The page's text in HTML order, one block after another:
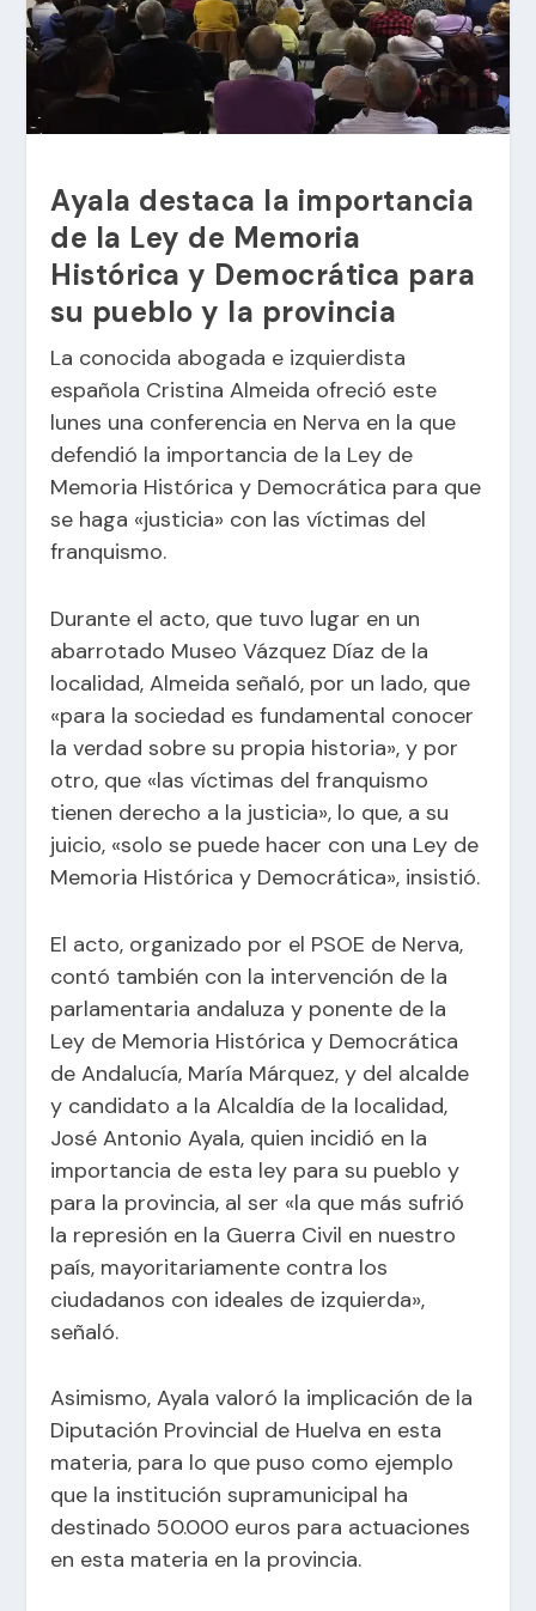
Ayala destaca la importancia
de la Ley de Memoria
Histórica y Democrática para
su pueblo y la provincia
La conocida abogada e izquierdista
española Cristina Almeida ofreció este
lunes una conferencia en Nerva en la que
defendió la importancia de la Ley de
Memoria Histórica y Democrática para que
se haga «justicia» con las víctimas del
franquismo.
Durante el acto, que tuvo lugar en un
abarrotado Museo Vázquez Díaz de la
localidad, Almeida señaló, por un lado, que
«para la sociedad es fundamental conocer
la verdad sobre su propia historia», y por
otro, que «las víctimas del franquismo
tienen derecho a la justicia», lo que, a su
juicio, «solo se puede hacer con una Ley de
Memoria Histórica y Democrática», insistió.
El acto, organizado por el PSOE de Nerva,
contó también con la intervención de la
parlamentaria andaluza y ponente de la
Ley de Memoria Histórica y Democrática
de Andalucía, María Márquez, y del alcalde
y candidato a la Alcaldía de la localidad,
José Antonio Ayala, quien incidió en la
importancia de esta ley para su pueblo y
para la provincia, al ser «la que más sufrió
la represión en la Guerra Civil en nuestro
país, mayoritariamente contra los
ciudadanos con ideales de izquierda»,
señaló.
Asimismo, Ayala valoró la implicación de la
Diputación Provincial de Huelva en esta
materia, para lo que puso como ejemplo
que la institución supramunicipal ha
destinado 50.000 euros para actuaciones
en esta materia en la provincia.